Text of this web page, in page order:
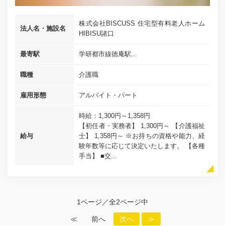
法人名・施設名
株式会社BISCUSS 住宅型有料老人ホーム
HIBISU諸口
最寄駅 学研都市線徳庵駅...
職種 介護職
雇用形態 アルバイト・パート
給与
時給：1,300円～1,358円
【初任者・実務者】 1,300円～ 【介護福祉
士】 1,358円～ ※お持ちの資格や能力、経
験年数等に応じて決定いたします。 【各種
手当】 ■交...
1ページ／全2ページ中
≪ 前へ 次へ ≫